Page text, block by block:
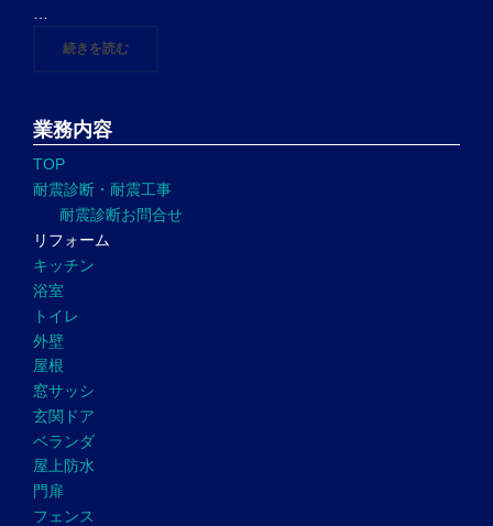
…
続きを読む"熊本地震で被災された皆様へ"
業務内容
TOP
耐震診断・耐震工事
耐震診断お問合せ
リフォーム
キッチン
浴室
トイレ
外壁
屋根
窓サッシ
玄関ドア
ベランダ
屋上防水
門扉
フェンス